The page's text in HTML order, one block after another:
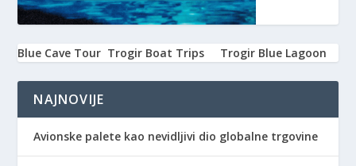
Blue Cave Tour Trogir Boat Trips Trogir Blue Lagoon
NAJNOVIJE
Avionske palete kao nevidljivi dio globalne trgovine